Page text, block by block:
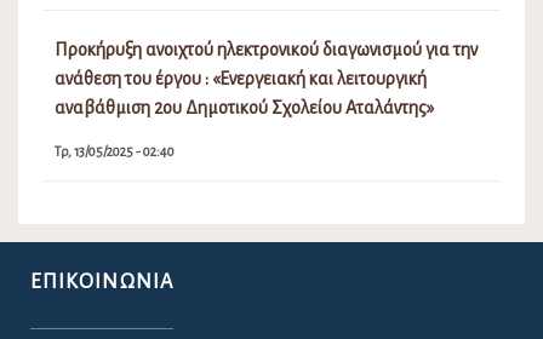
Προκήρυξη ανοιχτού ηλεκτρονικού διαγωνισμού για την
ανάθεση του έργου : «Ενεργειακή και λειτουργική
αναβάθμιση 2ου Δημοτικού Σχολείου Αταλάντης»
Τρ, 13/05/2025 - 02:40
ΕΠΙΚΟΙΝΩΝΊΑ